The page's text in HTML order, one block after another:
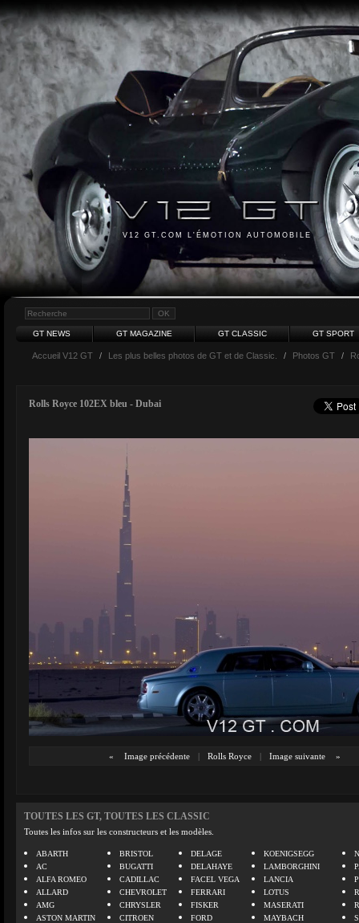
V12 GT.COM L'ÉMOTION AUTOMOBILE
GT NEWS GT MAGAZINE GT CLASSIC GT SPORT
Accueil V12 GT / Les plus belles photos de GT et de Classic. / Photos GT /
Rolls Royce 102EX bleu - Dubai
« Image précédente | Rolls Royce | Image suivante »
TOUTES LES GT, TOUTES LES CLASSIC
Toutes les infos sur les constructeurs et les modèles.
ABARTH
AC
ALFA ROMEO
ALLARD
AMG
ASTON MARTIN
BRISTOL
BUGATTI
CADILLAC
CHEVROLET
CHRYSLER
CITROEN
DELAGE
DELAHAYE
FACEL VEGA
FERRARI
FISKER
FORD
KOENIGSEGG
LAMBORGHINI
LANCIA
LOTUS
MASERATI
MAYBACH